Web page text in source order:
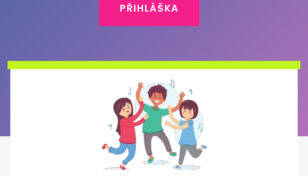
PŘIHLÁŠKA